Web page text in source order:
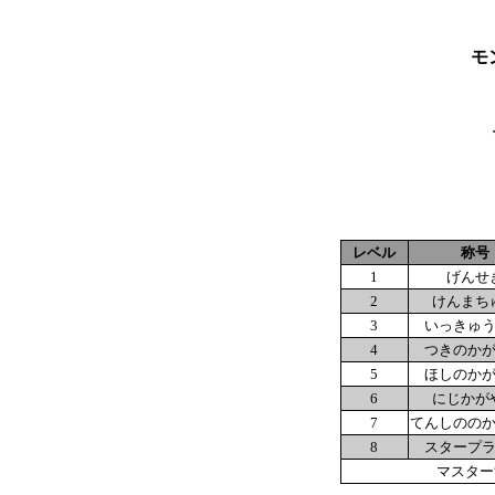
モ
レベル
称号
1
げんせ
2
けんまち
3
いっきゅ
4
つきのか
5
ほしのか
6
にじかが
7
てんしのの
8
スタープ
マスタ